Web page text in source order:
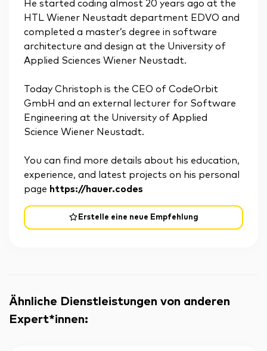
Erstelle eine neue Empfehlung
He started coding almost 20 years ago at the
HTL Wiener Neustadt department EDVO and
completed a master’s degree in software
architecture and design at the University of
Applied Sciences Wiener Neustadt.
Today Christoph is the CEO of CodeOrbit
GmbH and an external lecturer for Software
Engineering at the University of Applied
Science Wiener Neustadt.
You can find more details about his education,
experience, and latest projects on his personal
page https://hauer.codes
Ähnliche Dienstleistungen von anderen
Expert*innen: